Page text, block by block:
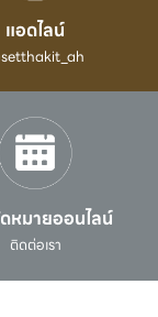
แอดไลน์
หมายออนไลน์
ติดต่อเรา